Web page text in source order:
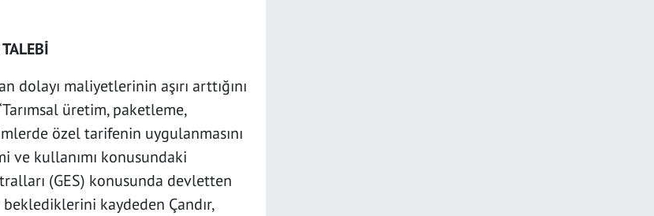
maliyetlerinin aşırı arttığını
üretim, paketleme,
özel tarifenin uygulanmasını
ve kullanımı konusundaki
(GES) konusunda devletten
kaydeden Çandır,